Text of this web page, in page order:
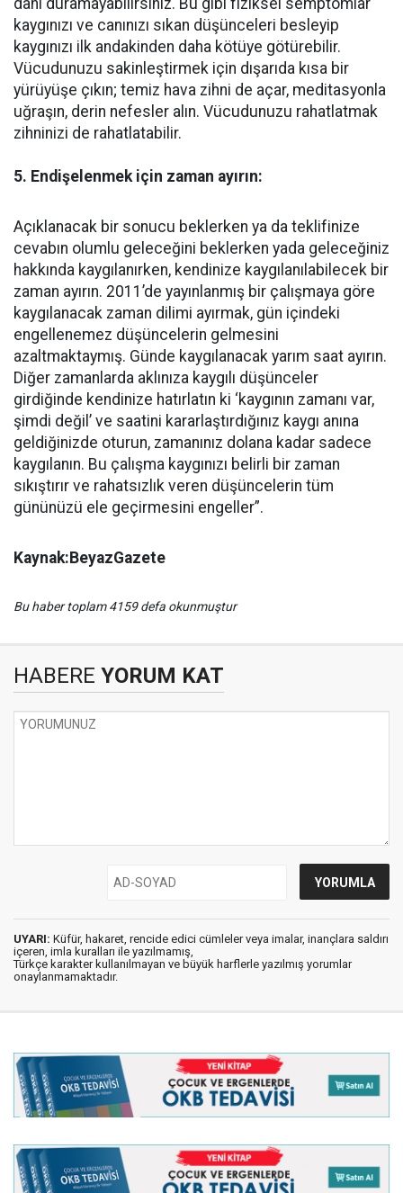
dahi duramayabilirsiniz. Bu gibi fiziksel semptomlar
kaygınızı ve canınızı sıkan düşünceleri besleyip
kaygınızı ilk andakinden daha kötüye götürebilir.
Vücudunuzu sakinleştirmek için dışarıda kısa bir
yürüyüşe çıkın; temiz hava zihni de açar, meditasyonla
uğraşın, derin nefesler alın. Vücudunuzu rahatlatmak
zihninizi de rahatlatabilir.
5. Endişelenmek için zaman ayırın:
Açıklanacak bir sonucu beklerken ya da teklifinize
cevabın olumlu geleceğini beklerken yada geleceğiniz
hakkında kaygılanırken, kendinize kaygılanılabilecek bir
zaman ayırın. 2011’de yayınlanmış bir çalışmaya göre
kaygılanacak zaman dilimi ayırmak, gün içindeki
engellenemez düşüncelerin gelmesini
azaltmaktaymış. Günde kaygılanacak yarım saat ayırın.
Diğer zamanlarda aklınıza kaygılı düşünceler
girdiğinde kendinize hatırlatın ki ‘kaygının zamanı var,
şimdi değil’ ve saatini kararlaştırdığınız kaygı anına
geldiğinizde oturun, zamanınız dolana kadar sadece
kaygılanın. Bu çalışma kaygınızı belirli bir zaman
sıkıştırır ve rahatsızlık veren düşüncelerin tüm
gününüzü ele geçirmesini engeller”.
Kaynak:BeyazGazete
Bu haber toplam 4159 defa okunmuştur
HABERE YORUM KAT
UYARI: Küfür, hakaret, rencide edici cümleler veya imalar, inançlara saldırı
içeren, imla kuralları ile yazılmamış,
Türkçe karakter kullanılmayan ve büyük harflerle yazılmış yorumlar
onaylanmamaktadır.